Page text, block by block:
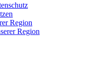
Region
Region